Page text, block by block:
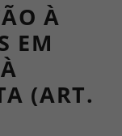
À
EM
(ART.